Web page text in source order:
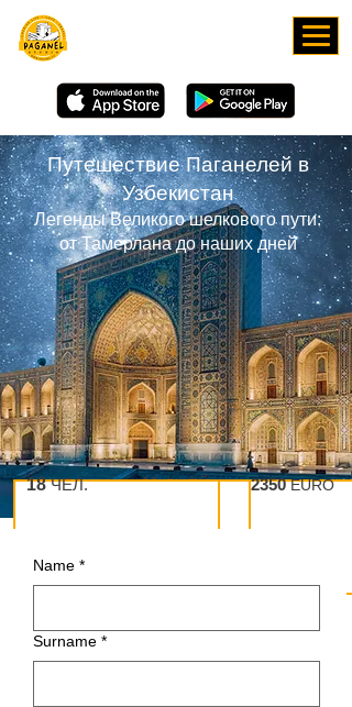
Путешествие Паганелей в
Узбекистан
Легенды Великого шелкового пути:
от Тамерлана до наших дней
11 ДНЕЙ
18 ЧЕЛ. 2350 EURO
Name *
Surname *